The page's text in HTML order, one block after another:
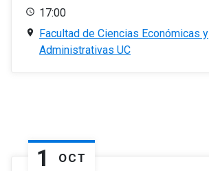
17:00
Facultad de Ciencias Económicas y
Administrativas UC
1 OCT